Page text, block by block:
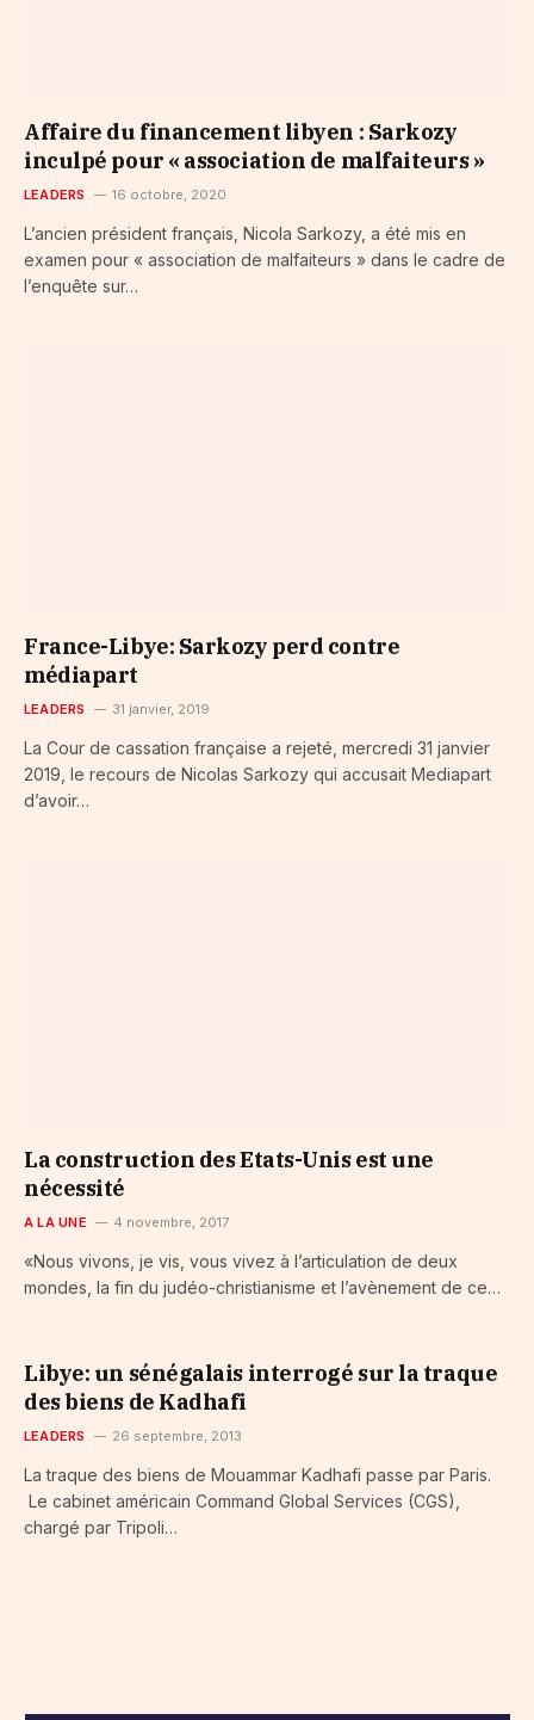
Affaire du financement libyen : Sarkozy
inculpé pour « association de malfaiteurs »
LEADERS 16 octobre, 2020
L’ancien président français, Nicola Sarkozy, a été mis en
examen pour « association de malfaiteurs » dans le cadre de
l’enquête sur…
France-Libye: Sarkozy perd contre
médiapart
LEADERS 31 janvier, 2019
La Cour de cassation française a rejeté, mercredi 31 janvier
2019, le recours de Nicolas Sarkozy qui accusait Mediapart
d’avoir…
La construction des Etats-Unis est une
nécessité
A LA UNE 4 novembre, 2017
«Nous vivons, je vis, vous vivez à l’articulation de deux
mondes, la fin du judéo-christianisme et l’avènement de ce…
Libye: un sénégalais interrogé sur la traque
des biens de Kadhafi
LEADERS 26 septembre, 2013
La traque des biens de Mouammar Kadhafi passe par Paris.
Le cabinet américain Command Global Services (CGS),
chargé par Tripoli…